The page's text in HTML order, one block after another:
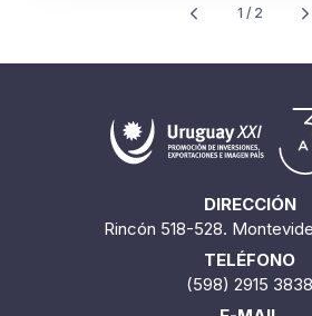
Cantidad encontrada:
1 / 2